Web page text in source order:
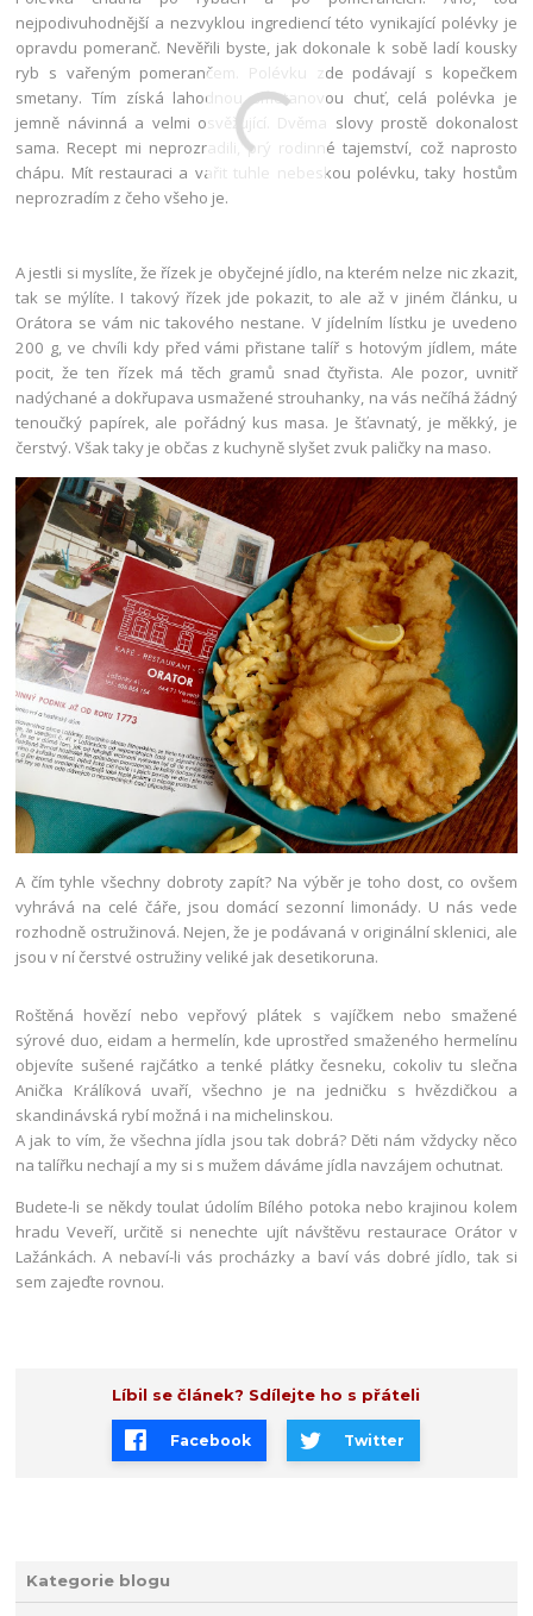
Kategorie blogu
nejpodivuhodnější a nezvyklou ingrediencí této vynikající polévky je
opravdu pomeranč. Nevěřili byste, jak dokonale k sobě ladí kousky
ryb s vařeným pomerančem. Polévku zde podávají s kopečkem
smetany. Tím získá lahodnou smetanovou chuť, celá polévka je
jemně návinná a velmi osvěžující. Dvěma slovy prostě dokonalost
sama. Recept mi neprozradili, prý rodinné tajemství, což naprosto
chápu. Mít restauraci a vařit tuhle nebeskou polévku, taky hostům
neprozradím z čeho všeho je.
A jestli si myslíte, že řízek je obyčejné jídlo, na kterém nelze nic zkazit,
tak se mýlíte. I takový řízek jde pokazit, to ale až v jiném článku, u
Orátora se vám nic takového nestane. V jídelním lístku je uvedeno
200 g, ve chvíli kdy před vámi přistane talíř s hotovým jídlem, máte
pocit, že ten řízek má těch gramů snad čtyřista. Ale pozor, uvnitř
nadýchané a dokřupava usmažené strouhanky, na vás nečíhá žádný
tenoučký papírek, ale pořádný kus masa. Je šťavnatý, je měkký, je
čerstvý. Však taky je občas z kuchyně slyšet zvuk paličky na maso.
A čím tyhle všechny dobroty zapít? Na výběr je toho dost, co ovšem
vyhrává na celé čáře, jsou domácí sezonní limonády. U nás vede
rozhodně ostružinová. Nejen, že je podávaná v originální sklenici, ale
jsou v ní čerstvé ostružiny veliké jak desetikoruna.
Roštěná hovězí nebo vepřový plátek s vajíčkem nebo smažené
sýrové duo, eidam a hermelín, kde uprostřed smaženého hermelínu
objevíte sušené rajčátko a tenké plátky česneku, cokoliv tu slečna
Anička Králíková uvaří, všechno je na jedničku s hvězdičkou a
skandinávská rybí možná i na michelinskou.
A jak to vím, že všechna jídla jsou tak dobrá? Děti nám vždycky něco
na talířku nechají a my si s mužem dáváme jídla navzájem ochutnat.
Budete-li se někdy toulat údolím Bílého potoka nebo krajinou kolem
hradu Veveří, určitě si nenechte ujít návštěvu restaurace Orátor v
Lažánkách. A nebaví-li vás procházky a baví vás dobré jídlo, tak si
sem zajeďte rovnou.
Líbil se článek? Sdílejte ho s přáteli
Facebook Twitter